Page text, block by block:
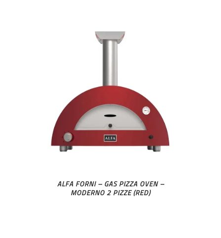
ALFA FORNI – GAS PIZZA OVEN –
MODERNO 2 PIZZE (RED)